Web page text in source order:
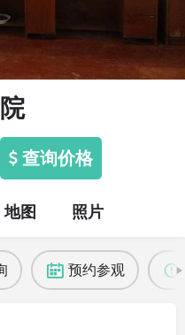
查询价格
地图 照片
预约参观